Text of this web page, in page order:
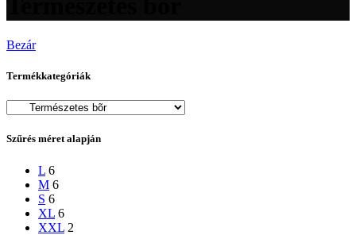
Bezár
Termékkategóriák
Szűrés méret alapján
L 6
M 6
S 6
XL 6
XXL 2